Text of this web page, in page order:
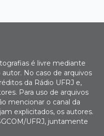
é livre mediante
No caso de arquivos
da Rádio UFRJ e,
Para uso de arquivos
mencionar o canal da
explicitados, os autores.
UFRJ, juntamente